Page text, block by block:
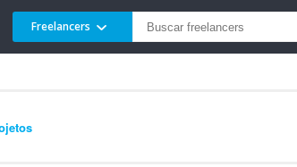
Freelancers